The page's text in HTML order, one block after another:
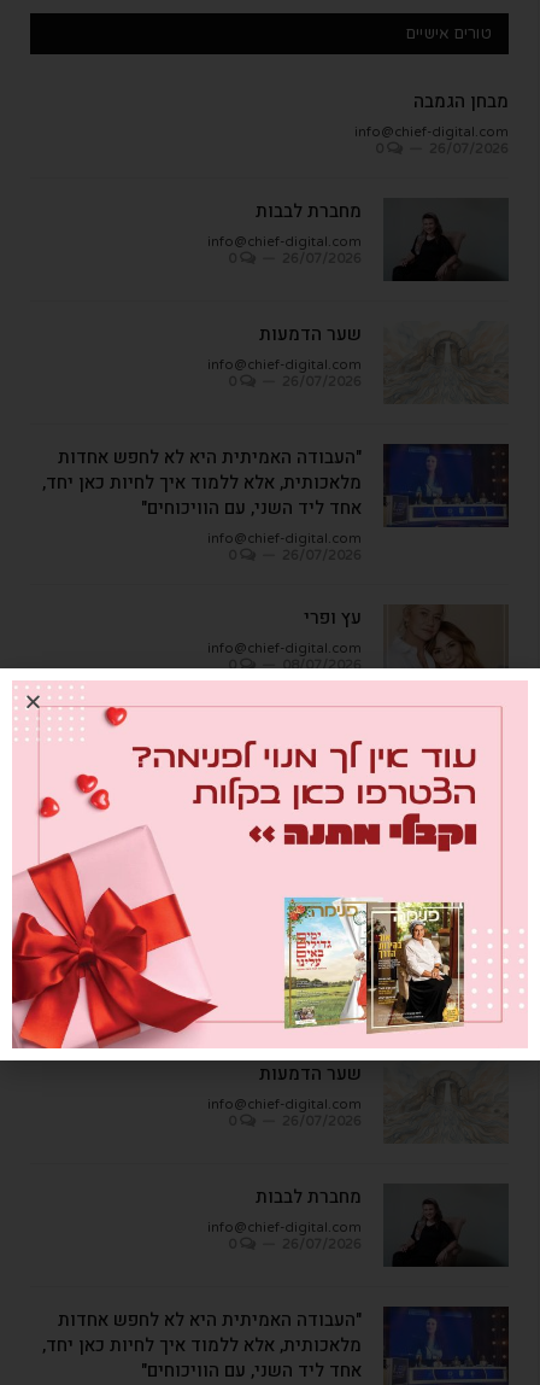
טורים אישיים
מבחן הגמבה
info@chief-digital.com
מחברת לבבות
info@chief-digital.com
שער הדמעות
info@chief-digital.com
"העבודה האמיתית היא לא לחפש אחדות
מלאכותית, אלא ללמוד איך לחיות כאן יחד,
אחד ליד השני, עם הוויכוחים"
info@chief-digital.com
עץ ופרי
info@chief-digital.com
08/07/2026
0
כתבות אחרונות
מבחן הגמבה
כאן חוגגים בכיף – המדריך לתכנון חוויה
משפחתית
info@chief-digital.com
26/07/2026
שער הדמעות
info@chief-digital.com
מחברת לבבות
info@chief-digital.com
"העבודה האמיתית היא לא לחפש אחדות
מלאכותית, אלא ללמוד איך לחיות כאן יחד,
אחד ליד השני, עם הוויכוחים"